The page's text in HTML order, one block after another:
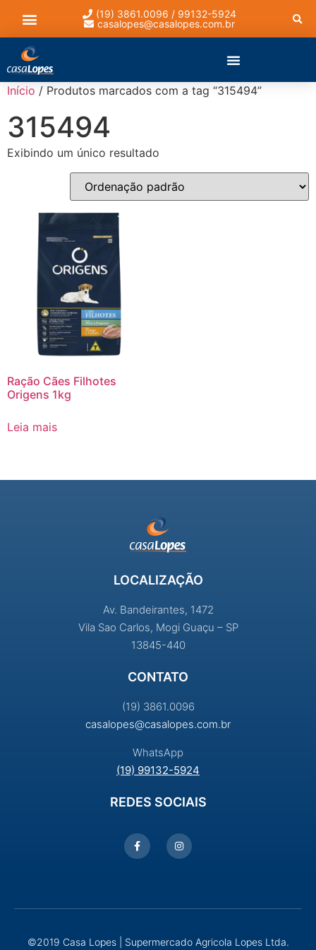
(19) 3861.0096 / 99132-5924
casalopes@casalopes.com.br
Início / Produtos marcados com a tag “315494”
315494
Exibindo um único resultado
Ração Cães Filhotes
Origens 1kg
Leia mais
LOCALIZAÇÃO
Av. Bandeirantes, 1472
Vila Sao Carlos, Mogi Guaçu – SP
13845-440
CONTATO
(19) 3861.0096
casalopes@casalopes.com.br
WhatsApp
(19) 99132-5924
REDES SOCIAIS
©2019 Casa Lopes | Supermercado Agricola Lopes Ltda.